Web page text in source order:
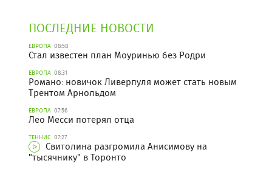
ПОСЛЕДНИЕ НОВОСТИ
ЕВРОПА 08:58
Стал известен план Моуринью без Родри
ЕВРОПА 08:31
Романо: новичок Ливерпуля может стать новым
Трентом Арнольдом
ЕВРОПА 07:56
Лео Месси потерял отца
ТЕННИС 07:27
Свитолина разгромила Анисимову на
"тысячнику" в Торонто